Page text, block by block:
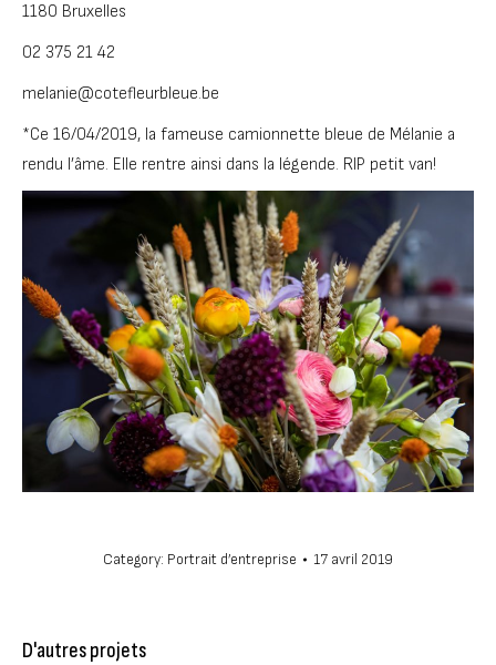
1180 Bruxelles
02 375 21 42
melanie@cotefleurbleue.be
*Ce 16/04/2019, la fameuse camionnette bleue de Mélanie a
rendu l’âme. Elle rentre ainsi dans la légende. RIP petit van!
Category: Portrait d’entreprise 17 avril 2019
D'autres projets